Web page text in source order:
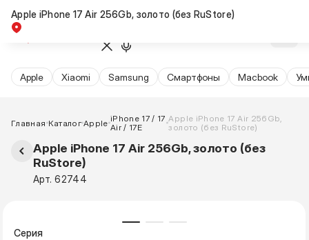
Apple Xiaomi Samsung Cмартфоны Macbook
Главная КаталогApple iPhone 17 / 17
Air / 17E
Apple iPhone 17 Air 256Gb,
золото (без RuStore)
Apple iPhone 17 Air 256Gb, золото (без
RuStore)
Арт. 62744
Новинка
Серия
Apple iPhone 17 Air 256Gb, золото (без RuStore)